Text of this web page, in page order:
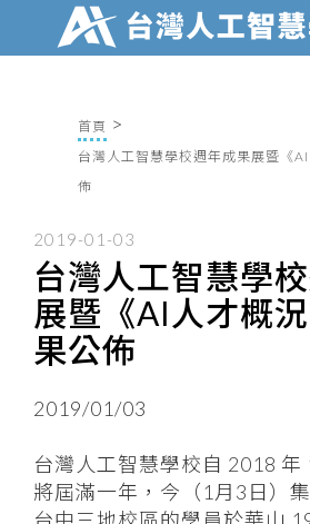
首頁
台灣人工智慧學校週年成果展暨《
佈
2019-01-03
台灣人工智慧學
展暨《AI人才概
果公佈
2019/01/03
台灣人工智慧學校自 2018 年
將屆滿一年，今（1月3日）